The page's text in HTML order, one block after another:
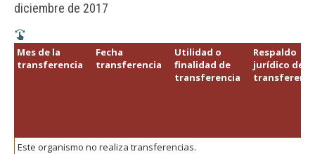
DEPARTAMENTOS
FACULTAD
Académicas/os Egresadas/os
diciembre de 2017
Mes de la
transferencia
Fecha
transferencia
Utilidad o
finalidad de
transferencia
Respaldo
jurídico de
Este organismo no realiza transferencias.